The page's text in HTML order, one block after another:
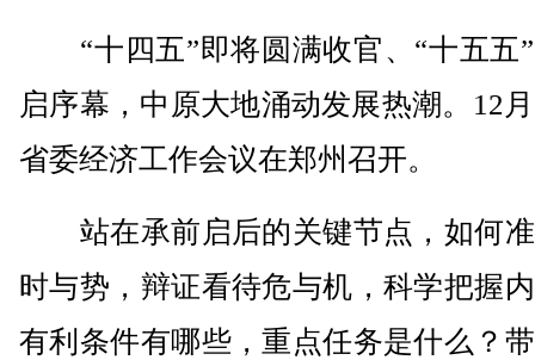
“十四五”即将圆满收官、“十五五
启序幕，中原大地涌动发展热潮。12
省委经济工作会议在郑州召开。
站在承前启后的关键节点，如何
时与势，辩证看待危与机，科学把握
有利条件有哪些，重点任务是什么？